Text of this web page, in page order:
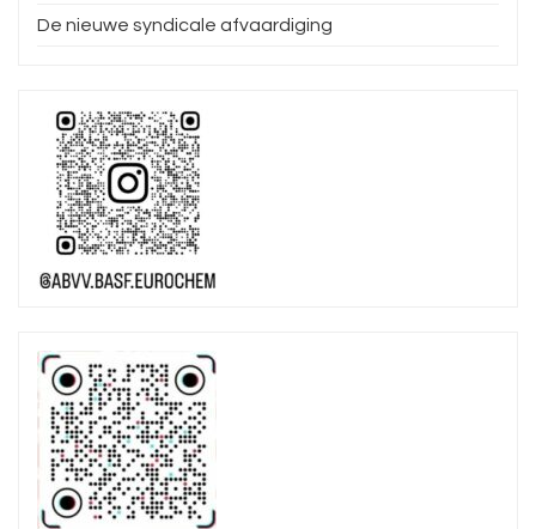
De nieuwe syndicale afvaardiging